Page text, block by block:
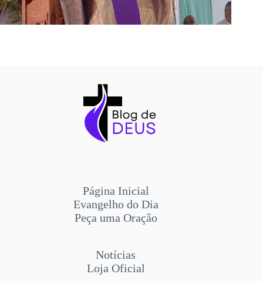
Página Inicial
Evangelho do Dia
Peça uma Oração
Notícias
Loja Oficial